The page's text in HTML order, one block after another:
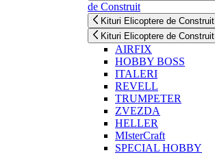
de Construit
Kituri Elicoptere de Construit
Kituri Elicoptere de Construit
AIRFIX
HOBBY BOSS
ITALERI
REVELL
TRUMPETER
ZVEZDA
HELLER
MIsterCraft
SPECIAL HOBBY